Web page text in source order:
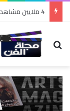
بحث عن